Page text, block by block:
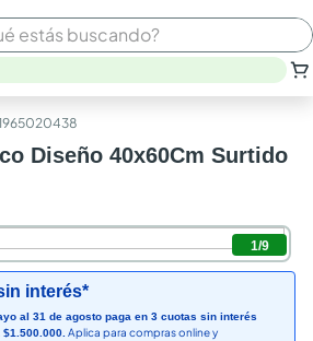
Diseño 40x60Cm Surtido
1/9
interés*
al 31 de agosto paga en 3 cuotas sin interés
Aplica para compras online y